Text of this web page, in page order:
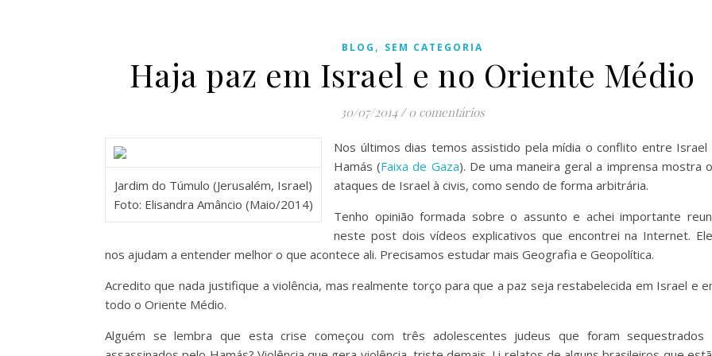
BLOG , SEM CATEGORIA
Haja paz em Israel e no Oriente Médio
30/07/2014 / 0 comentários
Jardim do Túmulo (Jerusalém, Israel)
Foto: Elisandra Amâncio (Maio/2014)
Nos últimos dias temos assistido pela mídia o conflito entre Israel
Hamás (Faixa de Gaza). De uma maneira geral a imprensa mostra
ataques de Israel à civis, como sendo de forma arbitrária.
Tenho opinião formada sobre o assunto e achei importante
neste post dois vídeos explicativos que encontrei na Internet.
nos ajudam a entender melhor o que acontece ali. Precisamos estudar mais Geografia e Geopolítica.
Acredito que nada justifique a violência, mas realmente torço para que a paz seja restabelecida em Israel e
todo o Oriente Médio.
Alguém se lembra que esta crise começou com três adolescentes judeus que foram sequestrados